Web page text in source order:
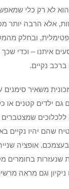
לא רק כלי
אלא הרבה יותר
ובחלק
איתנו – וכדי שכך
נקיים.
משאיר סימנים
ילדים קטנים או
ללכלוכים
שהם יהיו נקיים
אופציה
שנעזרות בחומרים
וגם מראה